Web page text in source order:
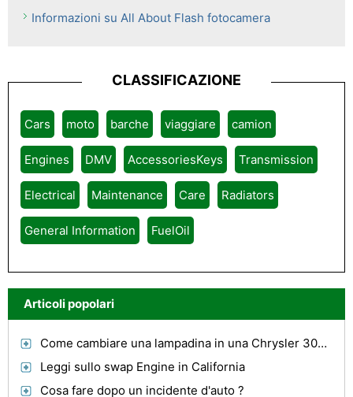
Informazioni su All About Flash fotocamera
CLASSIFICAZIONE
Cars moto barche viaggiare camion
Engines DMV AccessoriesKeys Transmission
Electrical Maintenance Care Radiators
General Information FuelOil
Articoli popolari
Come cambiare una lampadina in una Chrysler 300M
Leggi sullo swap Engine in California
Cosa fare dopo un incidente d'auto ?